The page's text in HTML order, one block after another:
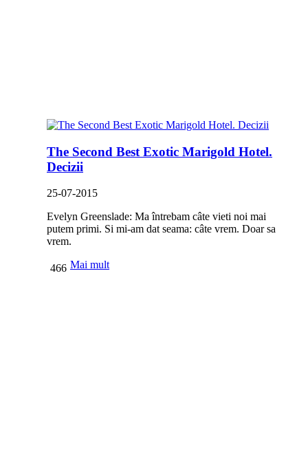
The Second Best Exotic Marigold Hotel.
Decizii
25-07-2015
Evelyn Greenslade: Ma întrebam câte vieti noi mai
putem primi. Si mi-am dat seama: câte vrem. Doar sa
vrem.
Mai mult
466